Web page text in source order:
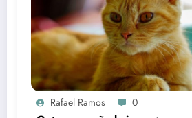
Rafael Ramos 0